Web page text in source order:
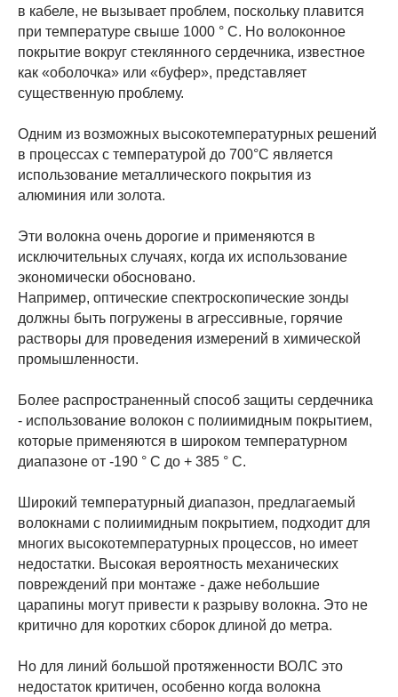
в кабеле, не вызывает проблем, поскольку плавится
при температуре свыше 1000 ° C. Но волоконное
покрытие вокруг стеклянного сердечника, известное
как «оболочка» или «буфер», представляет
существенную проблему.
Одним из возможных высокотемпературных решений
в процессах с температурой до 700°C является
использование металлического покрытия из
алюминия или золота.
Эти волокна очень дорогие и применяются в
исключительных случаях, когда их использование
экономически обосновано.
Например, оптические спектроскопические зонды
должны быть погружены в агрессивные, горячие
растворы для проведения измерений в химической
промышленности.
Более распространенный способ защиты сердечника
- использование волокон с полиимидным покрытием,
которые применяются в широком температурном
диапазоне от -190 ° С до + 385 ° С.
Широкий температурный диапазон, предлагаемый
волокнами с полиимидным покрытием, подходит для
многих высокотемпературных процессов, но имеет
недостатки. Высокая вероятность механических
повреждений при монтаже - даже небольшие
царапины могут привести к разрыву волокна. Это не
критично для коротких сборок длиной до метра.
Но для линий большой протяженности ВОЛС это
недостаток критичен, особенно когда волокна